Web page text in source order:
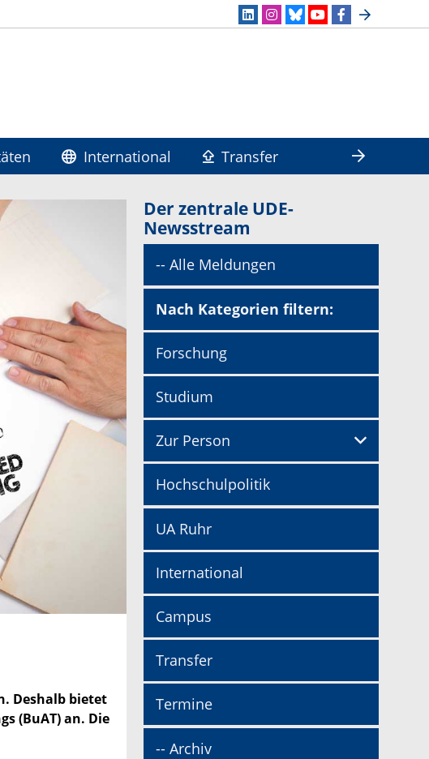
International
Transfer
Deshalb bietet
(BuAT) an. Die
Der zentrale UDE-
Newsstream
-- Alle Meldungen
Nach Kategorien filtern:
Forschung
Studium
Zur Person
Hochschulpolitik
UA Ruhr
International
Campus
Transfer
Termine
-- Archiv